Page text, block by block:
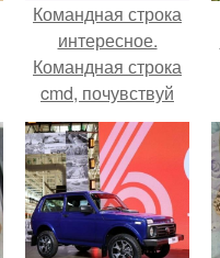
Командная строка
интересное.
Командная строка
cmd, почувствуй
себя хакером.